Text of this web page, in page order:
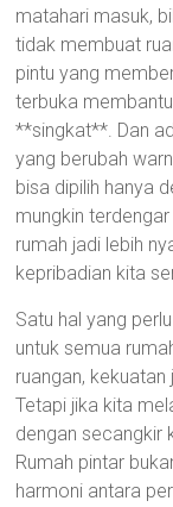
matahari masuk,
tidak membuat
pintu yang
terbuka
**singkat**. Dan
yang berubah
bisa dipilih hanya
mungkin
rumah jadi lebih
kepribadian kita
Satu hal yang
untuk semua
ruangan,
Tetapi jika kita
dengan secangkir
Rumah pintar
harmoni antara